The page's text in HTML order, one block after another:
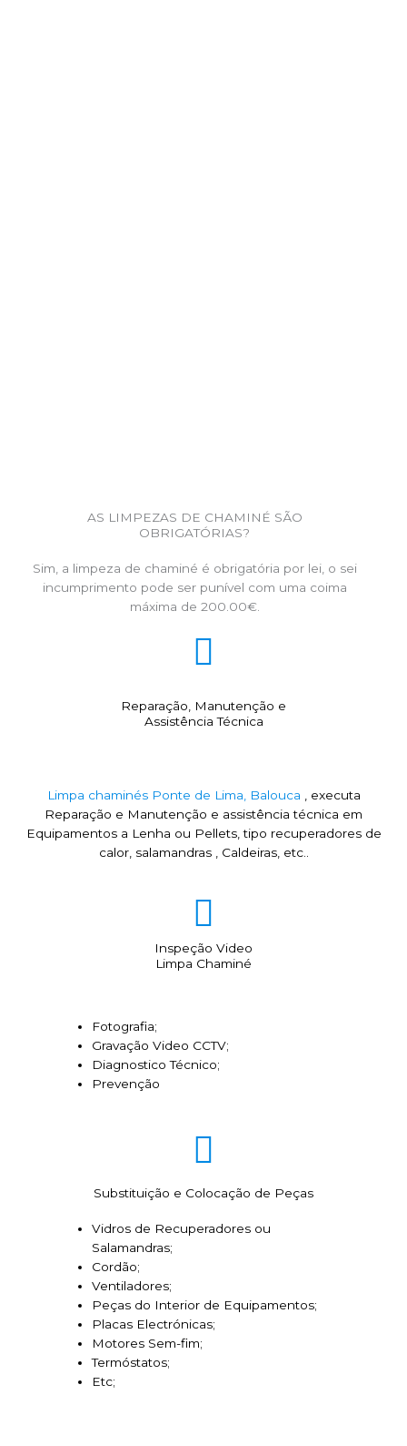
AS LIMPEZAS DE CHAMINÉ SÃO
OBRIGATÓRIAS?
Sim, a limpeza de chaminé é obrigatória por lei, o sei
incumprimento pode ser punível com uma coima
máxima de 200.00€.
Reparação, Manutenção e
Assistência Técnica
Limpa chaminés Ponte de Lima, Balouca , executa
Reparação e Manutenção e assistência técnica em
Equipamentos a Lenha ou Pellets, tipo recuperadores de
calor, salamandras , Caldeiras, etc..
Inspeção Video
Limpa Chaminé
Fotografia;
Gravação Video CCTV;
Diagnostico Técnico;
Prevenção
Substituição e Colocação de Peças
Vidros de Recuperadores ou
Salamandras;
Cordão;
Ventiladores;
Peças do Interior de Equipamentos;
Placas Electrónicas;
Motores Sem-fim;
Termóstatos;
Etc;